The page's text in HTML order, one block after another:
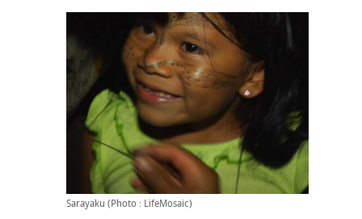
Sarayaku (Photo : LifeMosaic)